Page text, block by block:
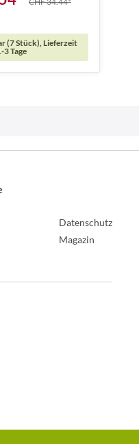
(7 Stück), Lieferzeit
3 Tage
Datenschutz
Magazin